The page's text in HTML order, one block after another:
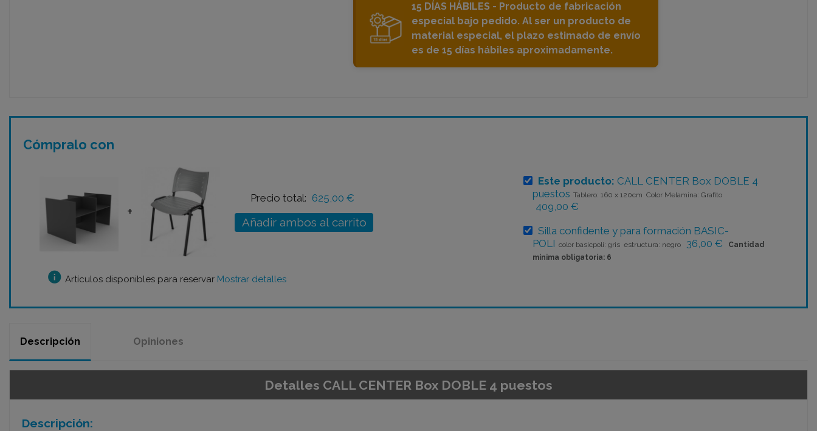
15 DÍAS HÁBILES - Producto de fabricación
especial bajo pedido. Al ser un producto de
material especial, el plazo estimado de envío
es de 15 días hábiles aproximadamente.
Cómpralo con
+
Precio total: 625,00 €
Añadir ambos al carrito
info Artículos disponibles para reservar Mostrar detalles
Este producto: CALL CENTER Box DOBLE 4
puestos Tablero: 160 x 120cm Color Melamina: Grafito
409,00 €
Silla confidente y para formación BASIC-
POLI color basicpoli: gris estructura: negro 36,00 €
Cantidad
mínima obligatoria: 6
Descripción Opiniones
Detalles CALL CENTER Box DOBLE 4 puestos
Descripción: